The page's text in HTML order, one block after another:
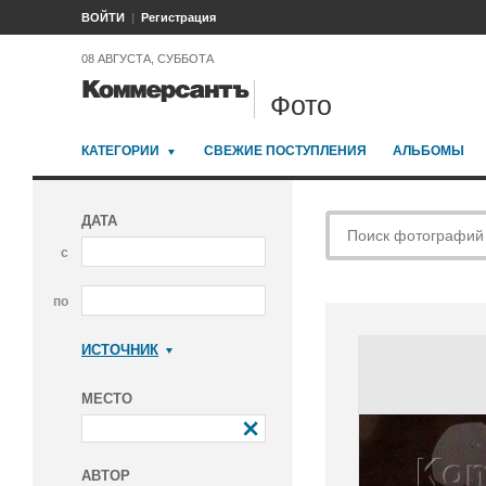
ВОЙТИ Регистрация
08 АВГУСТА, СУББОТА
Фото
КАТЕГОРИИ СВЕЖИЕ ПОСТУПЛЕНИЯ АЛЬБОМЫ
ДАТА
с
по
ИСТОЧНИК
МЕСТО
АВТОР